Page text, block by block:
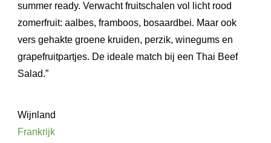
summer ready. Verwacht fruitschalen vol licht rood
zomerfruit: aalbes, framboos, bosaardbei. Maar ook
vers gehakte groene kruiden, perzik, winegums en
grapefruitpartjes. De ideale match bij een Thai Beef
Salad.”
Wijnland
Frankrijk